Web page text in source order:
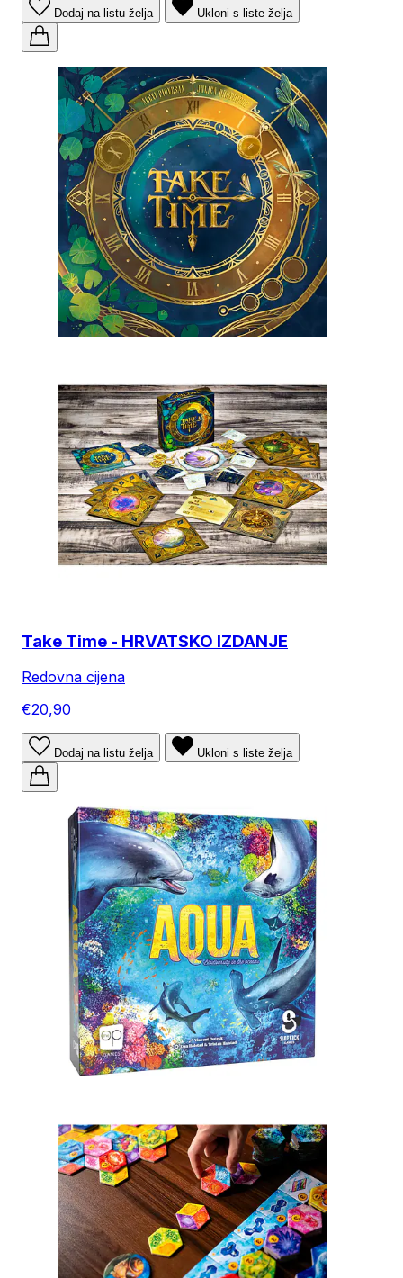
Dodaj na listu želja Ukloni s liste želja
Take Time - HRVATSKO IZDANJE
Redovna cijena
€20,90
Dodaj na listu želja Ukloni s liste želja